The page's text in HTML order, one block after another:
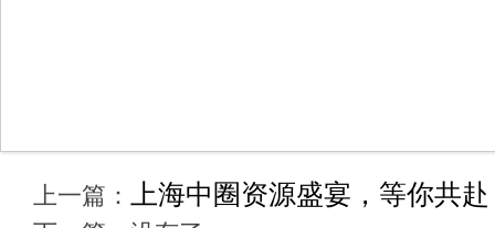
上一篇： 上海中圈资源盛宴，等你共赴